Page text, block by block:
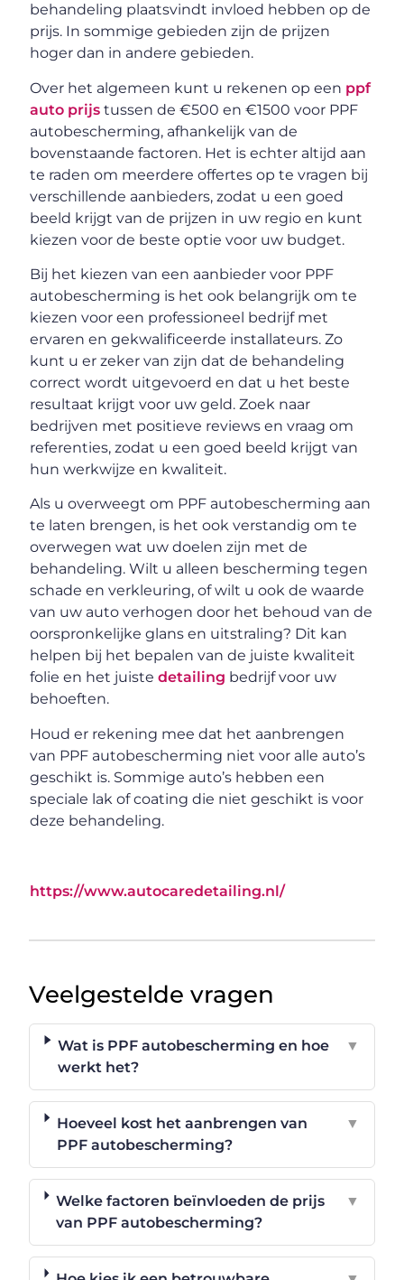
behandeling plaatsvindt invloed hebben op de
prijs. In sommige gebieden zijn de prijzen
hoger dan in andere gebieden.
Over het algemeen kunt u rekenen op een ppf
auto prijstussen de €500 en €1500 voor PPF
autobescherming, afhankelijk van de
bovenstaande factoren. Het is echter altijd aan
te raden om meerdere offertes op te vragen bij
verschillende aanbieders, zodat u een goed
beeld krijgt van de prijzen in uw regio en kunt
kiezen voor de beste optie voor uw budget.
Bij het kiezen van een aanbieder voor PPF
autobescherming is het ook belangrijk om te
kiezen voor een professioneel bedrijf met
ervaren en gekwalificeerde installateurs. Zo
kunt u er zeker van zijn dat de behandeling
correct wordt uitgevoerd en dat u het beste
resultaat krijgt voor uw geld. Zoek naar
bedrijven met positieve reviews en vraag om
referenties, zodat u een goed beeld krijgt van
hun werkwijze en kwaliteit.
Als u overweegt om PPF autobescherming aan
te laten brengen, is het ook verstandig om te
overwegen wat uw doelen zijn met de
behandeling. Wilt u alleen bescherming tegen
schade en verkleuring, of wilt u ook de waarde
van uw auto verhogen door het behoud van de
oorspronkelijke glans en uitstraling? Dit kan
helpen bij het bepalen van de juiste kwaliteit
folie en het juistedetailing bedrijf voor uw
behoeften.
Houd er rekening mee dat het aanbrengen
van PPF autobescherming niet voor alle auto’s
geschikt is. Sommige auto’s hebben een
speciale lak of coating die niet geschikt is voor
deze behandeling.
https://www.autocaredetailing.nl/
Veelgestelde vragen
Wat is PPF autobescherming en hoe
werkt het?
▼
Hoeveel kost het aanbrengen van
PPF autobescherming?
▼
Welke factoren beïnvloeden de prijs
van PPF autobescherming?
▼